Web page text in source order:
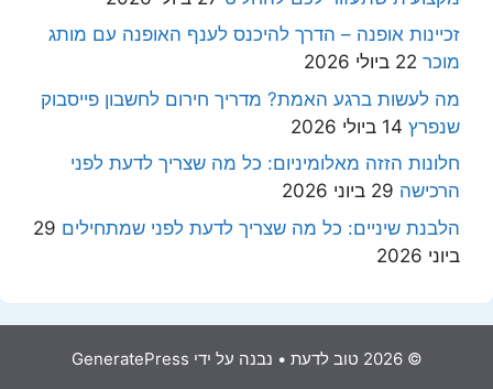
זכיינות אופנה – הדרך להיכנס לענף האופנה עם מותג
מוכר 22 ביולי 2026
מה לעשות ברגע האמת? מדריך חירום לחשבון פייסבוק
שנפרץ 14 ביולי 2026
חלונות הזזה מאלומיניום: כל מה שצריך לדעת לפני
הרכישה 29 ביוני 2026
הלבנת שיניים: כל מה שצריך לדעת לפני שמתחילים 29
ביוני 2026
© 2026 טוב לדעת • נבנה על ידי GeneratePress